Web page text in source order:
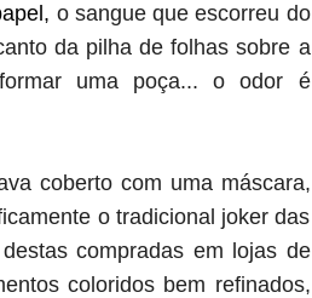
o sangue que escorreu do
da pilha de folhas sobre a
uma poça... o odor é
coberto com uma máscara,
o tradicional joker das
compradas em lojas de
coloridos bem refinados,